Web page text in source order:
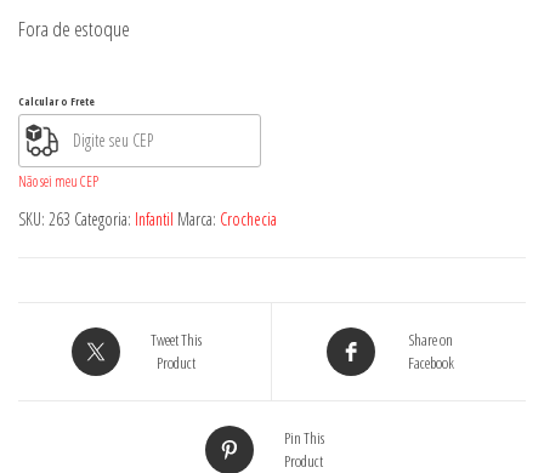
Fora de estoque
Calcular o Frete
Não sei meu CEP
SKU: 263 Categoria: Infantil Marca: Crochecia
Tweet This
Product
Share on
Facebook
Pin This
Product